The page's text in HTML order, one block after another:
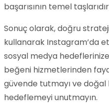
başarısının temel
Sonuç olarak, doğru
kullanarak Instagram’da
sosyal medya
beğeni hizmetlerinden
güvende tutmayı ve
hedeflemeyi unutmayın.